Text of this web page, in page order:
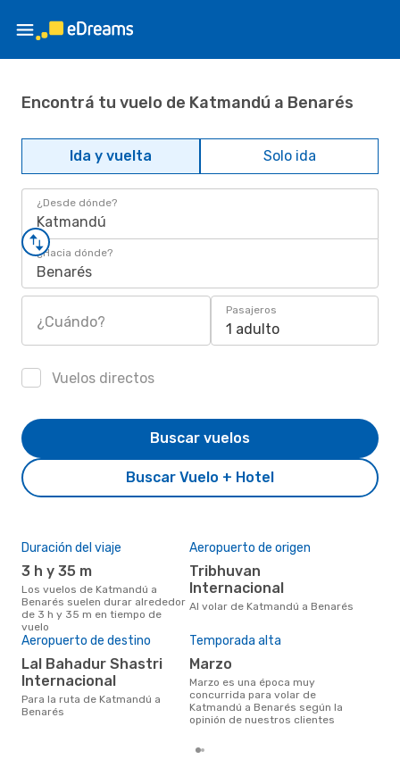
Encontrá tu vuelo de Katmandú a Benarés
Ida y vuelta Solo ida
¿Desde dónde?
Katmandú
¿Hacia dónde?
Benarés
¿Cuándo?
Pasajeros
1 adulto
Vuelos directos
Buscar Vuelo + Hotel
Buscar vuelos
Duración del viaje
3 h y 35 m
Los vuelos de Katmandú a
Benarés suelen durar alrededor
de 3 h y 35 m en tiempo de
vuelo
Aeropuerto de origen
Tribhuvan
Internacional
Al volar de Katmandú a Benarés
Aeropuerto de destino
Lal Bahadur Shastri
Internacional
Para la ruta de Katmandú a
Benarés
Temporada alta
marzo
marzo es una época muy
concurrida para volar de
Katmandú a Benarés según la
opinión de nuestros clientes